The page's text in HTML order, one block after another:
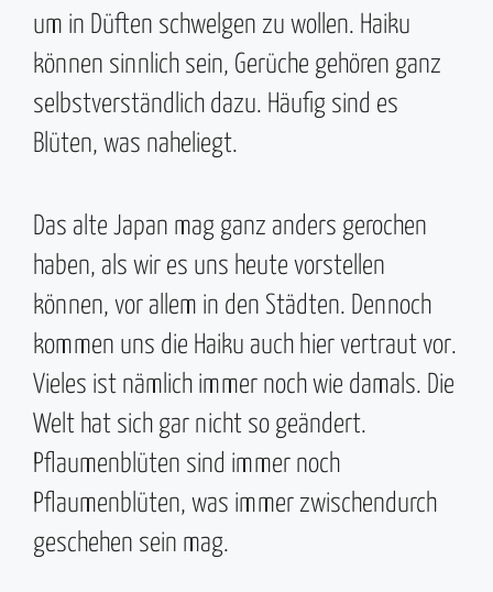
um in Düften schwelgen zu wollen. Haiku
können sinnlich sein, Gerüche gehören ganz
selbstverständlich dazu. Häufig sind es
Blüten, was naheliegt.
Das alte Japan mag ganz anders gerochen
haben, als wir es uns heute vorstellen
können, vor allem in den Städten. Dennoch
kommen uns die Haiku auch hier vertraut vor.
Vieles ist nämlich immer noch wie damals. Die
Welt hat sich gar nicht so geändert.
Pflaumenblüten sind immer noch
Pflaumenblüten, was immer zwischendurch
geschehen sein mag.